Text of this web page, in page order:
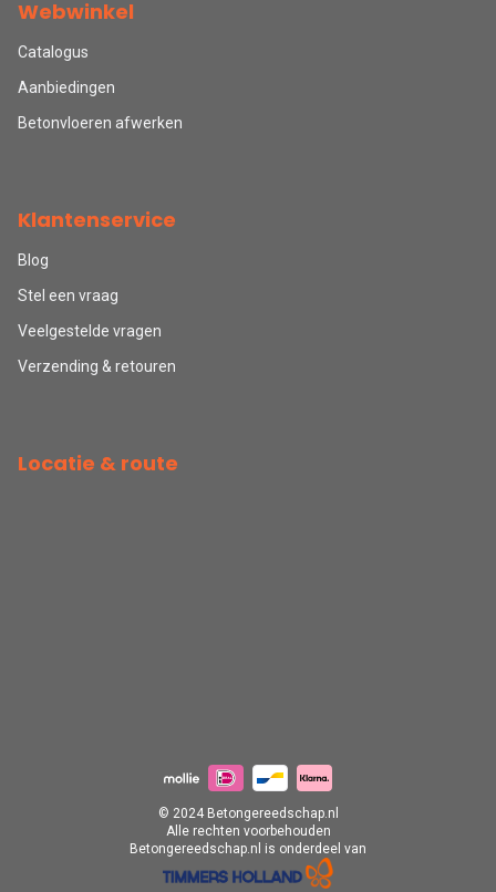
Webwinkel
Catalogus
Aanbiedingen
Betonvloeren afwerken
Klantenservice
Blog
Stel een vraag
Veelgestelde vragen
Verzending & retouren
Locatie & route
© 2024 Betongereedschap.nl
Alle rechten voorbehouden
Betongereedschap.nl is onderdeel van